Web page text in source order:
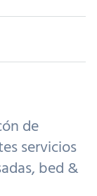
de
servicios
bed &